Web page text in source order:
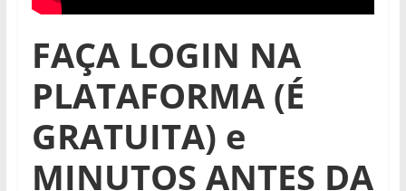
FAÇA LOGIN NA
PLATAFORMA (É
GRATUITA) e
MINUTOS ANTES DA